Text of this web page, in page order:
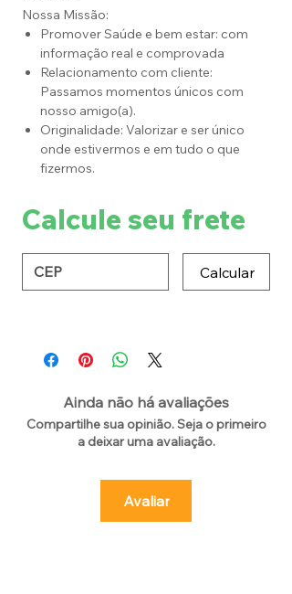
Nossa Missão:
Promover Saúde e bem estar: com
informação real e comprovada
Relacionamento com cliente:
Passamos momentos únicos com
nosso amigo(a).
Originalidade: Valorizar e ser único
onde estivermos e em tudo o que
fizermos.
Calcule seu frete
Calcular
Ainda não há avaliações
Compartilhe sua opinião. Seja o primeiro
a deixar uma avaliação.
Avaliar